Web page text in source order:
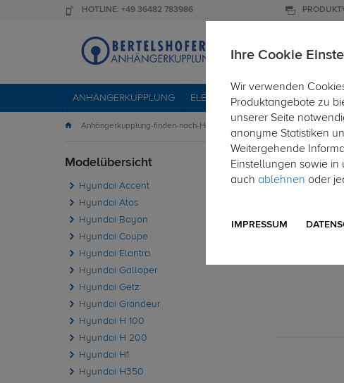
HOTLINE: +49 36482 783986
ANHÄNGERKUPPLUNG ELEKTROSÄTZE DACHTRÄGER
Anhängerkupplung-finden-nach-Hersteller
Modelübersicht
Hyundai Accent
Hyundai Atos
Hyundai Bayon
Hyundai Coupe
Hyundai Elantra
Hyundai Galloper
Hyundai Getz
Hyundai Grandeur
Hyundai H 100
Hyundai H 200
Hyundai H1
Hyundai H350
PKW-
Die
Ihre Cookie
Wir verwenden
Produktangebote zu
unserer Seite
anonyme Statistiken
Weitergehende
Einstellungen sowie in
auch ablehnen oder
IMPRESSUM